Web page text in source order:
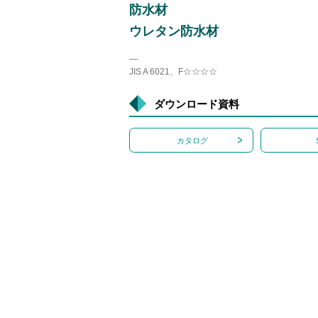
防水材
ウレタン防水材
―
JIS A 6021、F☆☆☆☆
ダウンロード資料
カタログ